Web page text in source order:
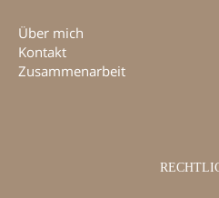
Über mich
Kontakt
Zusammenarbeit